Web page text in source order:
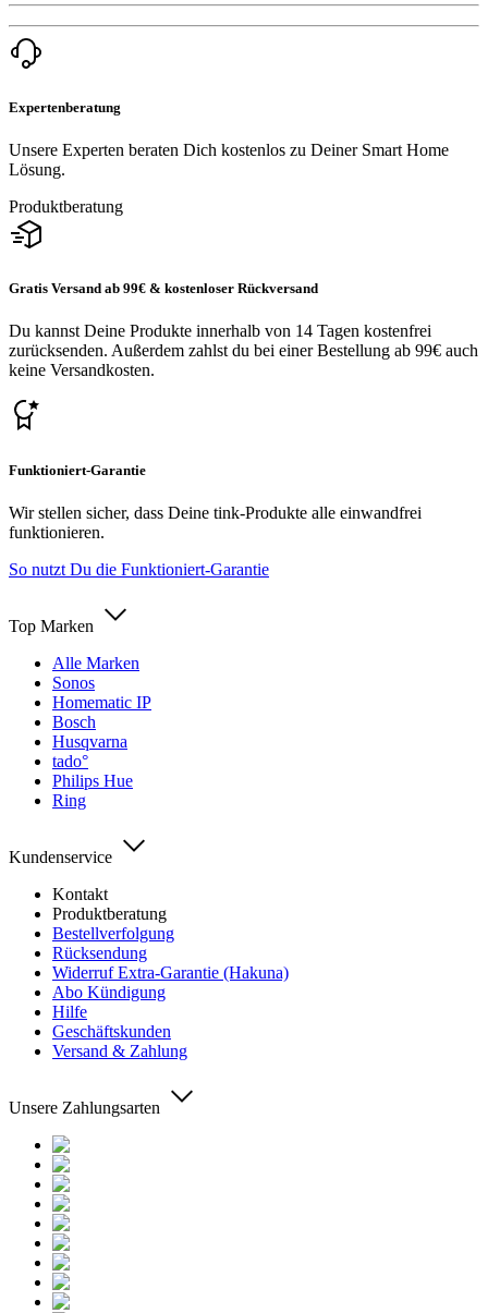
Expertenberatung
Unsere Experten beraten Dich kostenlos zu Deiner Smart Home
Lösung.
Produktberatung
Gratis Versand ab 99€ & kostenloser Rückversand
Du kannst Deine Produkte innerhalb von 14 Tagen kostenfrei
zurücksenden. Außerdem zahlst du bei einer Bestellung ab 99€ auch
keine Versandkosten.
Funktioniert-Garantie
Wir stellen sicher, dass Deine tink-Produkte alle einwandfrei
funktionieren.
So nutzt Du die Funktioniert-Garantie
Top Marken
Alle Marken
Sonos
Homematic IP
Bosch
Husqvarna
tado°
Philips Hue
Ring
Kundenservice
Kontakt
Produktberatung
Bestellverfolgung
Rücksendung
Widerruf Extra-Garantie (Hakuna)
Abo Kündigung
Hilfe
Geschäftskunden
Versand & Zahlung
Unsere Zahlungsarten